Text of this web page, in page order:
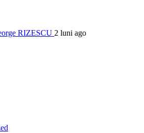
RIZESCU 2 luni ago